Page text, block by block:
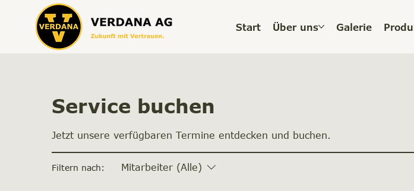
Start Über uns Galerie
Service buchen
Jetzt unsere verfügbaren Termine entdecken und buchen.
Filtern nach: Mitarbeiter (Alle)